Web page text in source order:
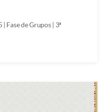
Fase de Grupos | 3ª